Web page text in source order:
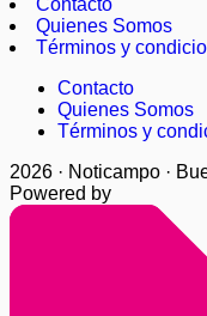
Contacto
Quienes Somos
Términos y
Contacto
Quienes Somos
Términos y
2026 · Noticampo ·
Powered by